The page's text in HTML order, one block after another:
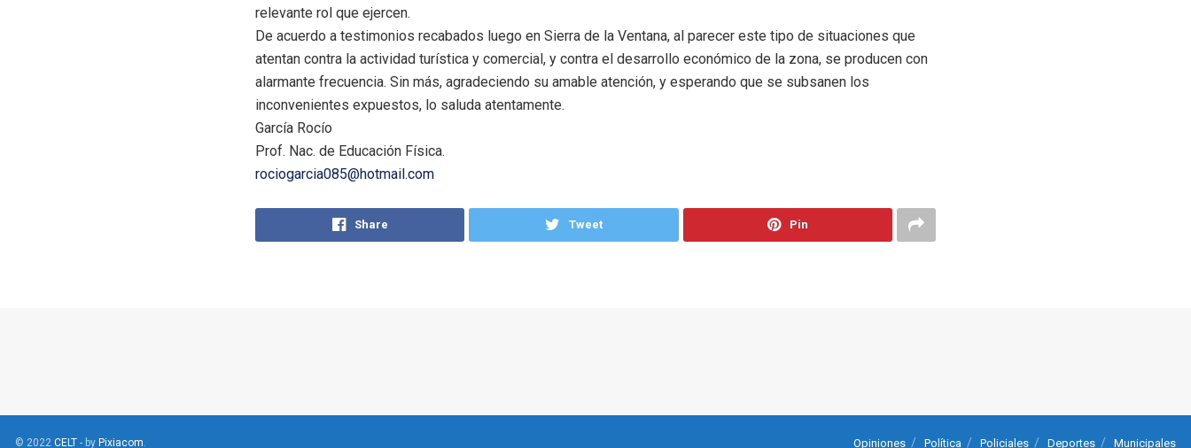
relevante rol que ejercen.
De acuerdo a testimonios recabados luego en Sierra de la Ventana, al parecer este tipo de situaciones que
atentan contra la actividad turística y comercial, y contra el desarrollo económico de la zona, se producen con
alarmante frecuencia. Sin más, agradeciendo su amable atención, y esperando que se subsanen los
inconvenientes expuestos, lo saluda atentamente.
García Rocío
Prof. Nac. de Educación Física.
rociogarcia085@hotmail.com
Share Tweet Pin
Opiniones Política Policiales Deportes Municipales
© 2022 CELT - by Pixiacom.